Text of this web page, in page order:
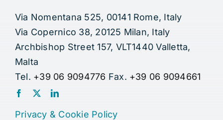
Via Nomentana 525, 00141 Rome, Italy
Via Copernico 38, 20125 Milan, Italy
Archbishop Street 157, VLT1440 Valletta,
Malta
Tel. +39 06 9094776 Fax. +39 06 9094661
Privacy & Cookie Policy